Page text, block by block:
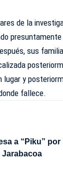
de la
sus
lugar y
fallece.
a “Piku”
Jarabacoa